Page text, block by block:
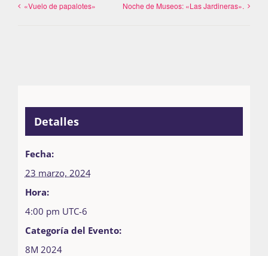
«Vuelo de papalotes» Noche de Museos: «Las Jardineras».
Detalles
Fecha:
23 marzo, 2024
Hora:
4:00 pm UTC-6
Categoría del Evento:
8M 2024